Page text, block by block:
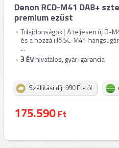
Denon RCD-M41 DAB+
premium ezüst
Tulajdonságok | A teljesen új D-
és a hozzá illő SC-M41
...
3 ÉVhivatalos, gyári garancia
Szállítási díj: 990 Ft-tól
175.590Ft